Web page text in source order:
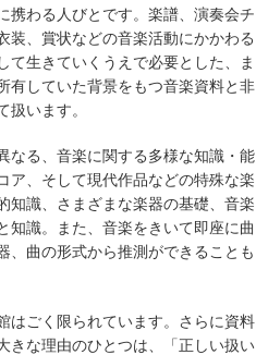
携わる人びとです。楽譜、演奏会チ
装、賞状などの音楽活動にかかわる
て生きていくうえで必要とした、ま
有していた背景をもつ音楽資料と非
います。
なる、音楽に関する多様な知識・能
ア、そして現代作品などの特殊な楽
知識、さまざまな楽器の基礎、音楽
知識。また、音楽をきいて即座に曲
、曲の形式から推測ができることも
はごく限られています。さらに資料
きな理由のひとつは、「正しい扱い